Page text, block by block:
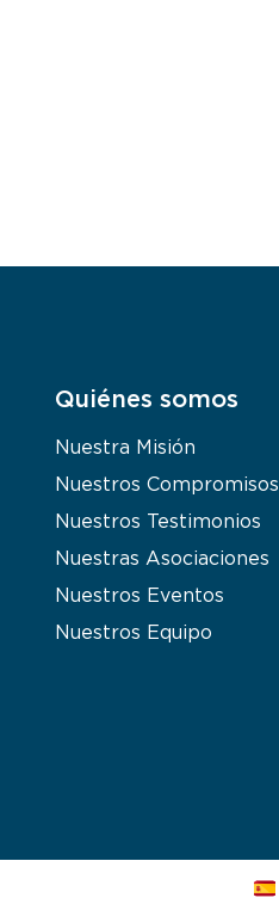
Quiénes somos
Nuestra Misión
Nuestros Compromisos
Nuestros Testimonios
Nuestras Asociaciones
Nuestros Eventos
Nuestros Equipo